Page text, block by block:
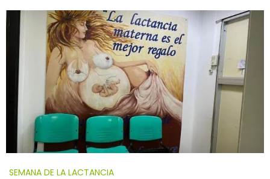
SEMANA DE LA LACTANCIA